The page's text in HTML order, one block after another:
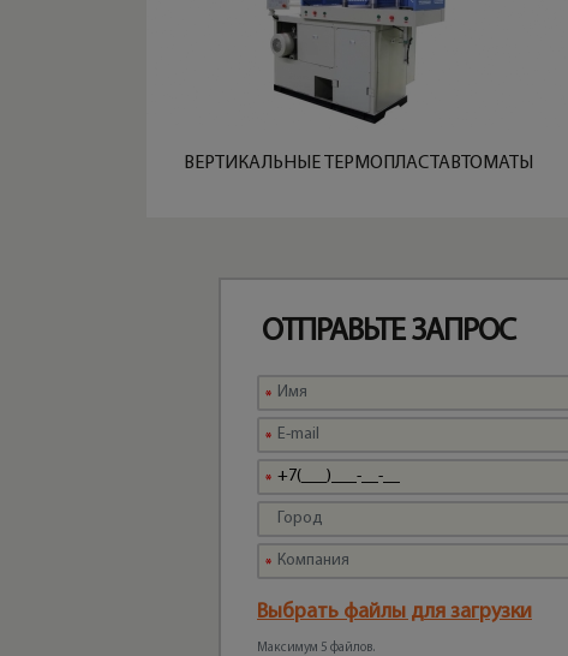
ВЕРТИКАЛЬНЫЕ ТЕРМОПЛАСТАВТОМАТЫ
ОТПРАВЬТЕ ЗАПРОС
Выбрать файлы для загрузки
Максимум 5 файлов.